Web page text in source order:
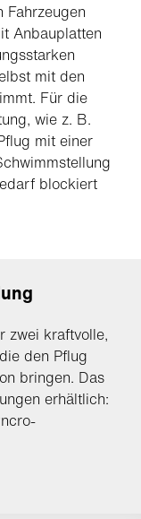
Fahrzeugen
Anbauplatten
mit den
Für die
wie z. B.
mit einer
blockiert
zwei kraftvolle,
den Pflug
bringen. Das
erhältlich: